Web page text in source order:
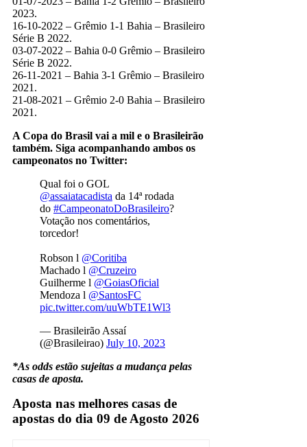
2023.
16-10-2022 – Grêmio 1-1 Bahia – Brasileiro
Série B 2022.
03-07-2022 – Bahia 0-0 Grêmio – Brasileiro
Série B 2022.
26-11-2021 – Bahia 3-1 Grêmio – Brasileiro
2021.
21-08-2021 – Grêmio 2-0 Bahia – Brasileiro
2021.
A Copa do Brasil vai a mil e o Brasileirão
também. Siga acompanhando ambos os
campeonatos no Twitter:
Qual foi o GOL
@assaiatacadista da 14ª rodada
do #CampeonatoDoBrasileiro?
Votação nos comentários,
torcedor!
Robson l @Coritiba
Machado l @Cruzeiro
Guilherme l @GoiasOficial
Mendoza l @SantosFC
pic.twitter.com/uuWbTE1Wl3
— Brasileirão Assaí
(@Brasileirao) July 10, 2023
*As odds estão sujeitas a mudança pelas
casas de aposta.
Aposta nas melhores casas de
apostas do dia 09 de Agosto 2026